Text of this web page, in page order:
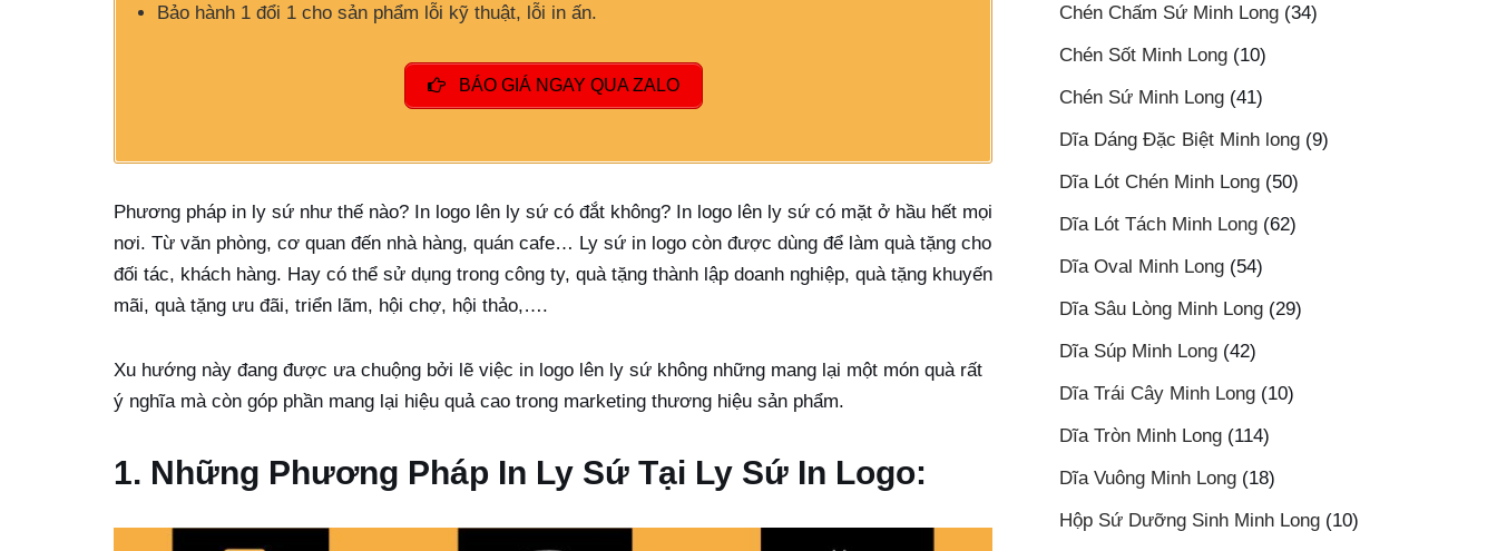
Bảo hành 1 đổi 1 cho sản phẩm lỗi kỹ thuật, lỗi in ấn.
BÁO GIÁ NGAY QUA ZALO
Phương pháp in ly sứ như thế nào? In logo lên ly sứ có đắt không? In logo lên ly sứ có mặt ở hầu hết mọi
nơi. Từ văn phòng, cơ quan đến nhà hàng, quán cafe… Ly sứ in logo còn được dùng để làm quà tặng cho
đối tác, khách hàng. Hay có thể sử dụng trong công ty, quà tặng thành lập doanh nghiệp, quà tặng khuyến
mãi, quà tặng ưu đãi, triển lãm, hội chợ, hội thảo,….
Xu hướng này đang được ưa chuộng bởi lẽ việc in logo lên ly sứ không những mang lại một món quà rất
ý nghĩa mà còn góp phần mang lại hiệu quả cao trong marketing thương hiệu sản phẩm.
1. Những Phương Pháp In Ly Sứ Tại Ly Sứ In Logo:
Chén Chấm Sứ Minh Long (34)
Chén Sốt Minh Long (10)
Chén Sứ Minh Long (41)
Dĩa Dáng Đặc Biệt Minh long (9)
Dĩa Lót Chén Minh Long (50)
Dĩa Lót Tách Minh Long (62)
Dĩa Oval Minh Long (54)
Dĩa Sâu Lòng Minh Long (29)
Dĩa Súp Minh Long (42)
Dĩa Trái Cây Minh Long (10)
Dĩa Tròn Minh Long (114)
Dĩa Vuông Minh Long (18)
Hộp Sứ Dưỡng Sinh Minh Long (10)